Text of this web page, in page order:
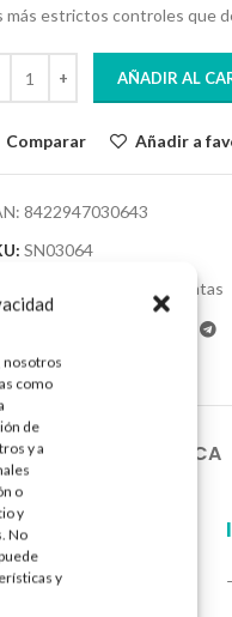
nosotros
como
de
y a
o
y
No
y
más estrictos controles que
AÑADIR AL
Comparar Añadir a
8422947030643
SN03064
Infusiones y Plantas
SOBRE LA MARCA